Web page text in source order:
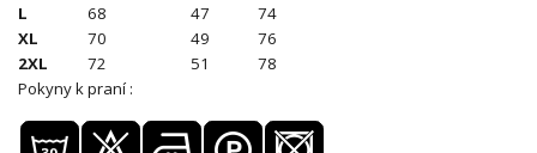
L
68 47
74
XL
70 49
76
2XL
72 51
78
Pokyny k praní :